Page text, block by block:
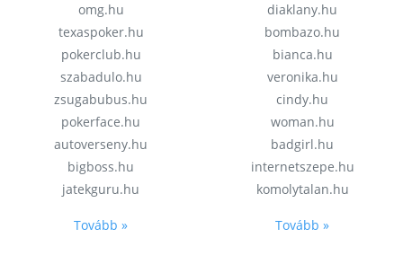
omg.hu
texaspoker.hu
pokerclub.hu
szabadulo.hu
zsugabubus.hu
pokerface.hu
autoverseny.hu
bigboss.hu
jatekguru.hu
Tovább »
diaklany.hu
bombazo.hu
bianca.hu
veronika.hu
cindy.hu
woman.hu
badgirl.hu
internetszepe.hu
komolytalan.hu
Tovább »